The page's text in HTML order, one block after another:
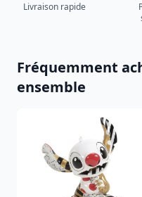
Livraison rapide
Fréquemment
ensemble